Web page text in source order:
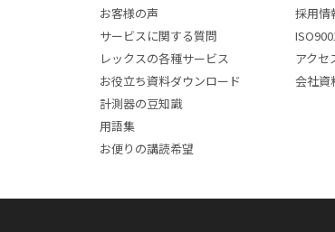
お客様の声
サービスに関する質問
レックスの各種サービス
お役立ち資料ダウンロード
計測器の豆知識
用語集
お便りの講読希望
採用情
アクセ
会社資